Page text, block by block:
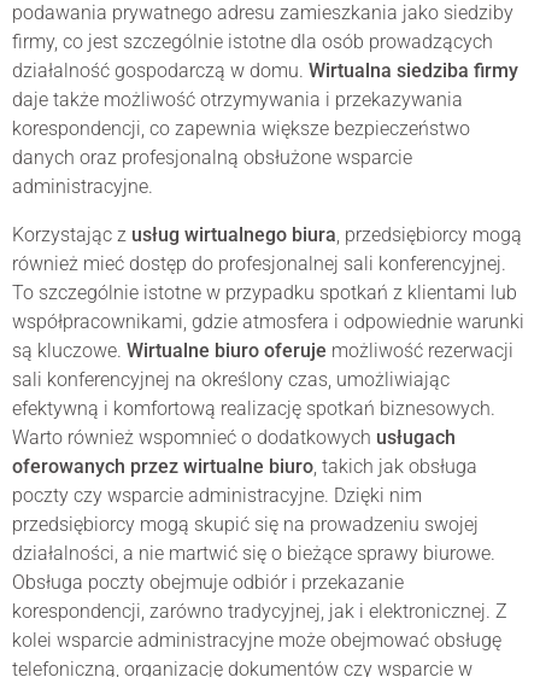
podawania prywatnego adresu zamieszkania jako siedziby
firmy, co jest szczególnie istotne dla osób prowadzących
działalność gospodarczą w domu. Wirtualna siedziba firmy
daje także możliwość otrzymywania i przekazywania
korespondencji, co zapewnia większe bezpieczeństwo
danych oraz profesjonalną obsłużone wsparcie
administracyjne.
Korzystając z usług wirtualnego biura, przedsiębiorcy mogą
również mieć dostęp do profesjonalnej sali konferencyjnej.
To szczególnie istotne w przypadku spotkań z klientami lub
współpracownikami, gdzie atmosfera i odpowiednie warunki
są kluczowe. Wirtualne biuro oferuje możliwość rezerwacji
sali konferencyjnej na określony czas, umożliwiając
efektywną i komfortową realizację spotkań biznesowych.
Warto również wspomnieć o dodatkowych usługach
oferowanych przez wirtualne biuro, takich jak obsługa
poczty czy wsparcie administracyjne. Dzięki nim
przedsiębiorcy mogą skupić się na prowadzeniu swojej
działalności, a nie martwić się o bieżące sprawy biurowe.
Obsługa poczty obejmuje odbiór i przekazanie
korespondencji, zarówno tradycyjnej, jak i elektronicznej. Z
kolei wsparcie administracyjne może obejmować obsługę
telefoniczną, organizację dokumentów czy wsparcie w